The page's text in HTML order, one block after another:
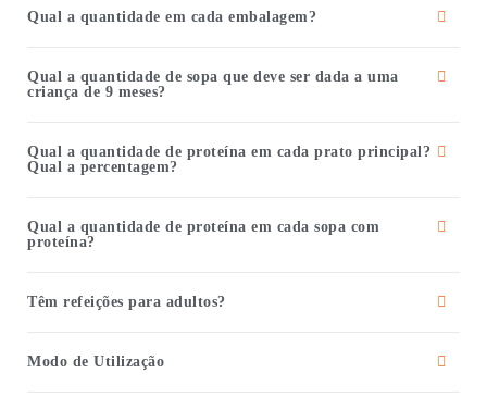
Qual a quantidade em cada embalagem?
Qual a quantidade de sopa que deve ser dada a uma
criança de 9 meses?
Qual a quantidade de proteína em cada prato principal?
Qual a percentagem?
Qual a quantidade de proteína em cada sopa com
proteína?
Têm refeições para adultos?
Modo de Utilização